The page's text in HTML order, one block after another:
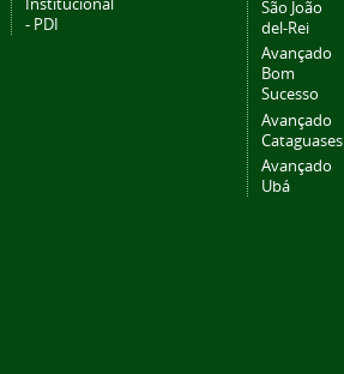
Institucional
- PDI
São João
del-Rei
Avançado
Bom
Sucesso
Avançado
Cataguases
Avançado
Ubá